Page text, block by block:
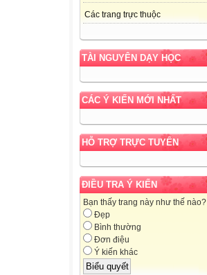
Các trang trực thuộc
TÀI NGUYÊN DẠY HỌC
CÁC Ý KIẾN MỚI NHẤT
HỖ TRỢ TRỰC TUYẾN
ĐIỀU TRA Ý KIẾN
Bạn thấy trang này như thế nào?
Đẹp
Bình thường
Đơn điệu
Ý kiến khác